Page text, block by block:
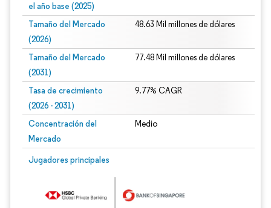
el año base (2025)
Tamaño del Mercado
(2026)
48.63 Mil millones de dólares
Tamaño del Mercado
(2031)
77.48 Mil millones de dólares
Tasa de crecimiento
(2026 - 2031)
9.77% CAGR
Concentración del
Mercado
Medio
Jugadores principales
Imagen © Mordor Intelligence. El uso requiere atribución según CC BY 4.0.